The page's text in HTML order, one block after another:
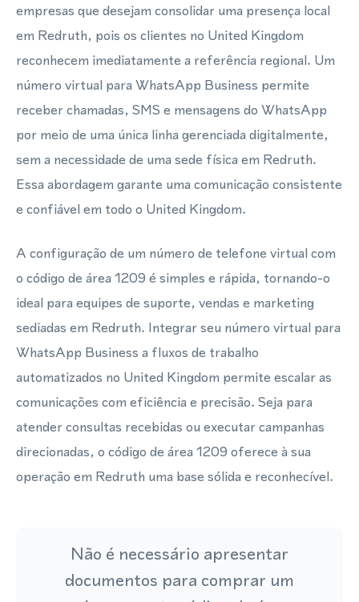
empresas que desejam consolidar uma presença local
em Redruth, pois os clientes no United Kingdom
reconhecem imediatamente a referência regional. Um
número virtual para WhatsApp Business permite
receber chamadas, SMS e mensagens do WhatsApp
por meio de uma única linha gerenciada digitalmente,
sem a necessidade de uma sede física em Redruth.
Essa abordagem garante uma comunicação consistente
e confiável em todo o United Kingdom.
A configuração de um número de telefone virtual com
o código de área 1209 é simples e rápida, tornando-o
ideal para equipes de suporte, vendas e marketing
sediadas em Redruth. Integrar seu número virtual para
WhatsApp Business a fluxos de trabalho
automatizados no United Kingdom permite escalar as
comunicações com eficiência e precisão. Seja para
atender consultas recebidas ou executar campanhas
direcionadas, o código de área 1209 oferece à sua
operação em Redruth uma base sólida e reconhecível.
Não é necessário apresentar
documentos para comprar um